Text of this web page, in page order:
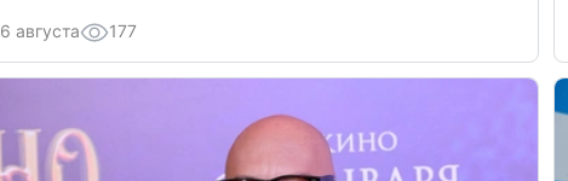
6 августа 177